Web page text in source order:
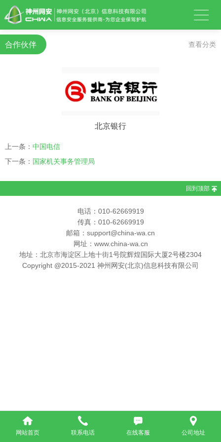
合作伙伴 查看分类
北京银行
上一条： 中国电信
下一条： 国家机关事务管理局
网站首页 联系电话 在线客服 公司地址
回到顶部
电话：010-62669919
传真：010-62669919
邮箱：support@china-wa.cn
网址：www.china-wa.cn
地址：北京市海淀区上地十街1号院辉煌国际大厦2号楼2304
Copyright @2015-2021 神州网安(北京)信息科技有限公司